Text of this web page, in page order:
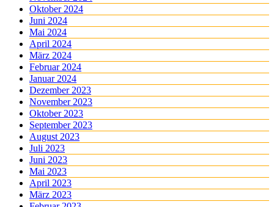
Oktober 2024
Juni 2024
Mai 2024
April 2024
März 2024
Februar 2024
Januar 2024
Dezember 2023
November 2023
Oktober 2023
September 2023
August 2023
Juli 2023
Juni 2023
Mai 2023
April 2023
März 2023